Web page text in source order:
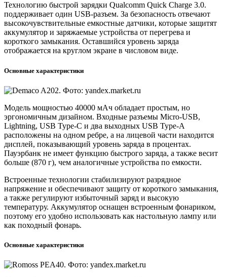
Технологию быстрой зарядки Qualcomm Quick Charge 3.0.
поддерживает один USB-разъем. За безопасность отвечают
высокочувствительные емкостные датчики, которые защитят
аккумулятор и заряжаемые устройства от перегрева и
короткого замыкания. Оставшийся уровень заряда
отображается на круглом экране в числовом виде.
Основные характеристики
Модель мощностью 40000 мАч обладает простым, но
эргономичным дизайном. Входные разъемы Micro-USB,
Lightning, USB Type-C и два выходных USB Type-A
расположены на одном ребре, а на лицевой части находится
дисплей, показывающий уровень заряда в процентах.
Пауэрбанк не имеет функцию быстрого заряда, а также весит
больше (870 г), чем аналогичные устройства по емкости.
Встроенные технологии стабилизируют разрядное
напряжение и обеспечивают защиту от короткого замыкания,
а также регулируют избыточный заряд и высокую
температуру. Аккумулятор оснащен встроенным фонариком,
поэтому его удобно использовать как настольную лампу или
как походный фонарь.
Основные характеристики